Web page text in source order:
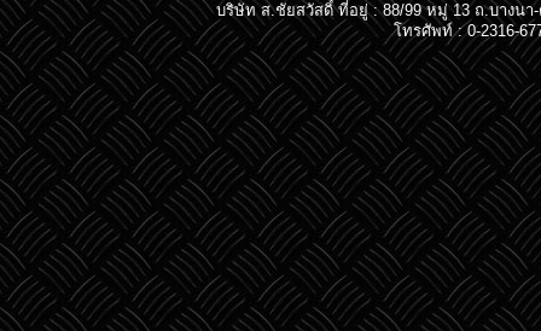
บริษัท ส.ชัยสวัสดิ์ ที่อยู่ : 88/99 หมู่ 13 ถ.บางนา
โทรศัพท์ : 0-2316-